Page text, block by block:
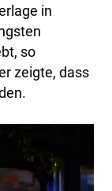
in
so
zeigte, dass